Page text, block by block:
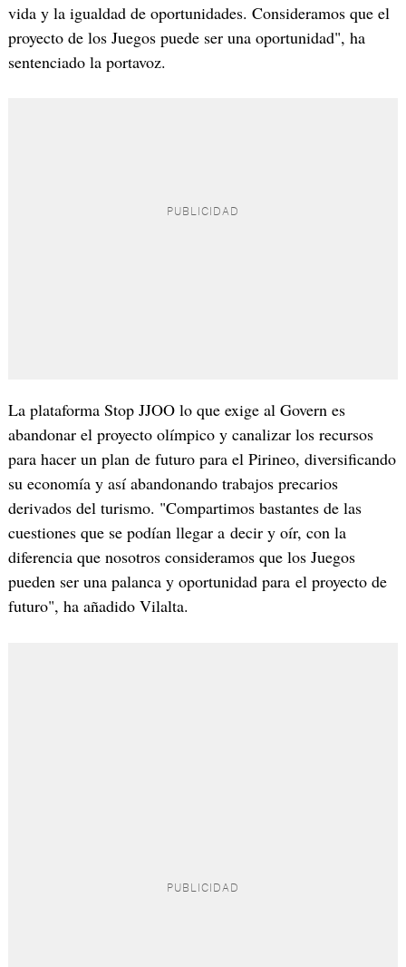
vida y la igualdad de oportunidades. Consideramos que el
proyecto de los Juegos puede ser una oportunidad", ha
sentenciado la portavoz.
La plataforma Stop JJOO lo que exige al Govern es
abandonar el proyecto olímpico y canalizar los recursos
para hacer un plan de futuro para el Pirineo, diversificando
su economía y así abandonando trabajos precarios
derivados del turismo. "Compartimos bastantes de las
cuestiones que se podían llegar a decir y oír, con la
diferencia que nosotros consideramos que los Juegos
pueden ser una palanca y oportunidad para el proyecto de
futuro", ha añadido Vilalta.